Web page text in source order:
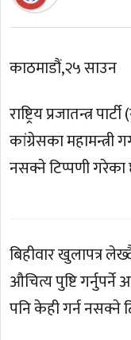
काठमाडौं,२५ साउन
राष्ट्रिय प्रजातन्त्र
कांग्रेसका महामन्त्री
नसक्ने टिप्पणी गरेका
बिहीवार खुलापत्र
औचित्य पुष्टि गर्नुपर्ने
पनि केही गर्न नसक्ने